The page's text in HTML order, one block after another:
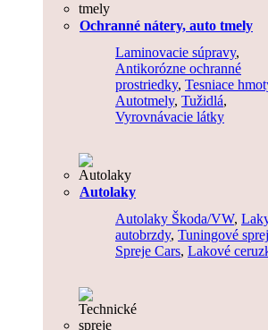
Ochranné nátery, auto tmely
Laminovacie súpravy,
Antikorózne ochranné
prostriedky, Tesniace
Autotmely, Tužidlá,
Vyrovnávacie látky
Autolaky
Autolaky Škoda/VW,
autobrzdy, Tuningové
Spreje Cars, Lakové